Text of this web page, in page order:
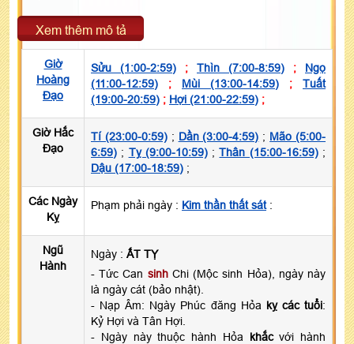
Xem thêm mô tả
Giờ
Hoàng
Đạo
Sửu (1:00-2:59) ; Thìn (7:00-8:59) ; Ngọ
(11:00-12:59) ; Mùi (13:00-14:59) ; Tuất
(19:00-20:59) ; Hợi (21:00-22:59) ;
Giờ Hắc
Đạo
Tí (23:00-0:59); Dần (3:00-4:59) ; Mão (5:00-
6:59) ; Tỵ (9:00-10:59);Thân (15:00-16:59);
Dậu (17:00-18:59) ;
Các Ngày
Kỵ
Phạm phải ngày : Kim thần thất sát:
Ngũ
Hành
Ngày : ẤT TỴ
- Tức Can sinhChi (Mộc sinh Hỏa), ngày này
là ngày cát (bảo nhật).
- Nạp Âm: Ngày Phúc đăng Hỏa kỵ các tuổi:
Kỷ Hợi và Tân Hợi.
- Ngày này thuộc hành Hỏa khắcvới hành